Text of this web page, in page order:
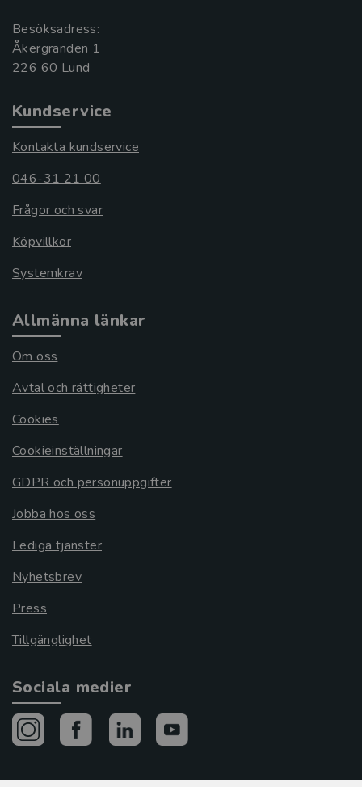
Besöksadress:
Åkergränden 1
Kundservice
Kontakta kundservice
046-31 21 00
Frågor och svar
Köpvillkor
Systemkrav
Allmänna länkar
Om oss
Avtal och rättigheter
Cookies
Cookieinställningar
GDPR och personuppgifter
Jobba hos oss
Lediga tjänster
Nyhetsbrev
Press
Tillgänglighet
Sociala medier